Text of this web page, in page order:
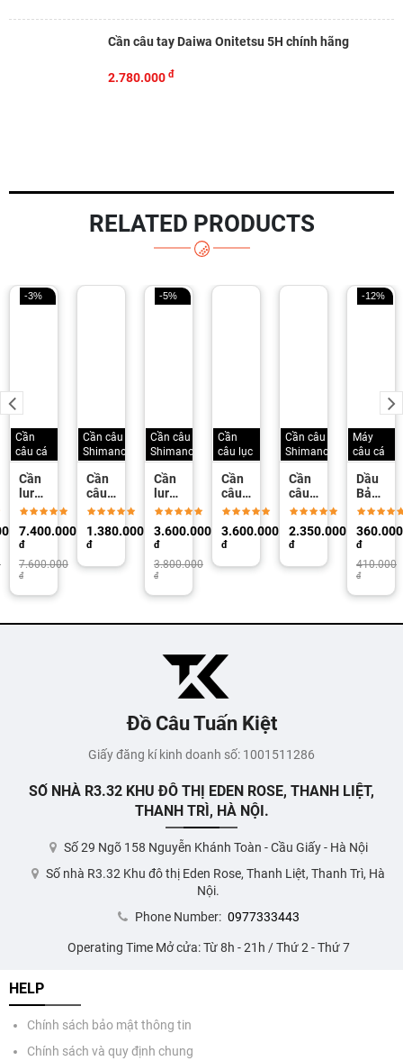
Cần câu tay Daiwa Onitetsu 5H chính hãng
2.780.000 đ
RELATED PRODUCTS
-3%
Cần
câu cá
Cần
lure
máy
Shimano
Bantam
7.600.000
đ
7.400.000
đ
Cần câu
Shimano
Cần
câu
lure
Lurematic
1.380.000
đ
-5%
Cần câu
Shimano
Cần
lure
Shimano
One
Ns
3.800.000
đ
3.600.000
đ
Cần
câu lục
Cần
câu
Shimano
Fv
425
BX-
3.600.000
đ
Cần câu
Shimano
Cần
câu
lure
Panzar
2.350.000
đ
-12%
Máy
câu cá
Dầu
Bảo
Dưỡng
Câu
Reel
Oliu
Spray
chính
410.000
đ
360.000
đ
Đồ Câu Tuấn Kiệt
Giấy đăng kí kinh doanh số: 1001511286
SỐ NHÀ R3.32 KHU ĐÔ THỊ EDEN ROSE, THANH LIỆT,
THANH TRÌ, HÀ NỘI.
Số 29 Ngõ 158 Nguyễn Khánh Toàn - Cầu Giấy - Hà Nội
Số nhà R3.32 Khu đô thị Eden Rose, Thanh Liệt, Thanh Trì, Hà
Nội.
Phone Number: 0977333443
Operating Time Mở cửa: Từ 8h - 21h / Thứ 2 - Thứ 7
HELP
Chính sách bảo mật thông tin
Chính sách và quy định chung